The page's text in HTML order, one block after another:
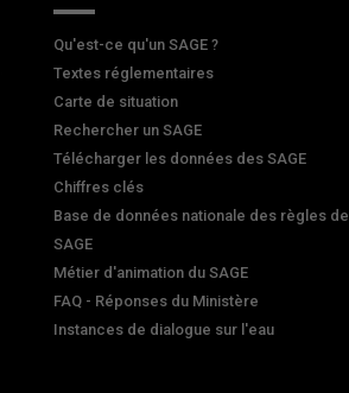
Qu'est-ce qu'un SAGE ?
Textes réglementaires
Carte de situation
Rechercher un SAGE
Télécharger les données des SAGE
Chiffres clés
Base de données nationale des règles de
SAGE
Métier d'animation du SAGE
FAQ - Réponses du Ministère
Instances de dialogue sur l'eau